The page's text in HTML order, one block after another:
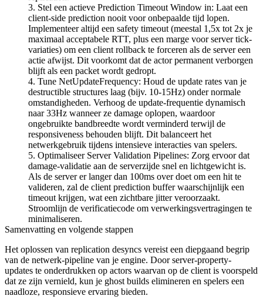
Stel een actieve Prediction Timeout Window in: Laat een
client-side prediction nooit voor onbepaalde tijd lopen.
Implementeer altijd een safety timeout (meestal 1,5x tot 2x je
maximaal acceptabele RTT, plus een marge voor server tick-
variaties) om een client rollback te forceren als de server een
actie afwijst. Dit voorkomt dat de actor permanent verborgen
blijft als een packet wordt gedropt.
Tune NetUpdateFrequency: Houd de update rates van je
destructible structures laag (bijv. 10-15Hz) onder normale
omstandigheden. Verhoog de update-frequentie dynamisch
naar 33Hz wanneer ze damage oplopen, waardoor
ongebruikte bandbreedte wordt verminderd terwijl de
responsiveness behouden blijft. Dit balanceert het
netwerkgebruik tijdens intensieve interacties van spelers.
Optimaliseer Server Validation Pipelines: Zorg ervoor dat
damage-validatie aan de serverzijde snel en lichtgewicht is.
Als de server er langer dan 100ms over doet om een hit te
valideren, zal de client prediction buffer waarschijnlijk een
timeout krijgen, wat een zichtbare jitter veroorzaakt.
Stroomlijn de verificatiecode om verwerkingsvertragingen te
minimaliseren.
Samenvatting en volgende stappen
Het oplossen van replication desyncs vereist een diepgaand begrip
van de netwerk-pipeline van je engine. Door server-property-
updates te onderdrukken op actors waarvan op de client is voorspeld
dat ze zijn vernield, kun je ghost builds elimineren en spelers een
naadloze, responsieve ervaring bieden.